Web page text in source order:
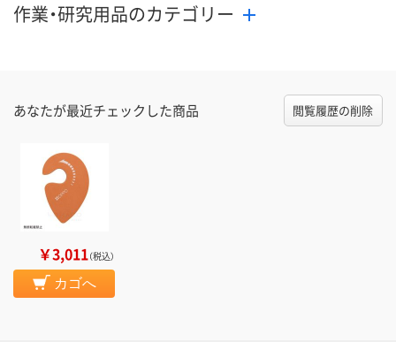
作業・研究用品のカテゴリー
あなたが最近チェックした商品 閲覧履歴の削除
￥3,011（税込）
カゴへ